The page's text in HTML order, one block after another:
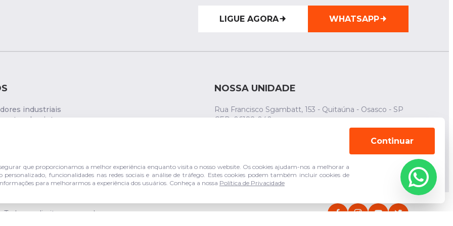
que proporcionamos a melhor experiência enquanto visita o nosso website. Os cookies ajudam-nos a melhorar a
funcionalidades nas redes sociais e análise de tráfego. Estes cookies podem também incluir cookies de
para melhorarmos a experiência dos usuários. Conheça a nossa Política de Privacidade
Continuar
LIGUE AGORA WHATSAPP
industriais
de pintura
NOSSA UNIDADE
Rua Francisco Sgambatt, 153 - Quitaúna - Osasco - SP
CEP: 06182-040
os direitos reservados